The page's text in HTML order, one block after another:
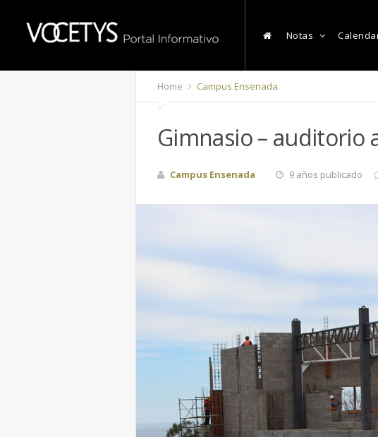
Notas
Home Campus Ensenada
Gimnasio – auditorio
Campus Ensenada 9 años publicado